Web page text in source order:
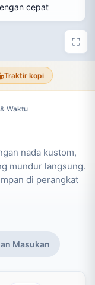
Waktu
nada kustom,
mundur langsung.
di perangkat
cepat
Traktir kopi
Masukan